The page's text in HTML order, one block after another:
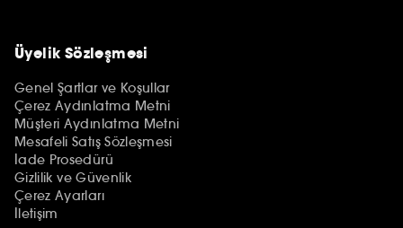
Üyelik Sözleşmesi
Genel Şartlar ve Koşullar
Çerez Aydınlatma Metni
Müşteri Aydınlatma Metni
Mesafeli Satış Sözleşmesi
İade Prosedürü
Gizlilik ve Güvenlik
Çerez Ayarları
İletişim